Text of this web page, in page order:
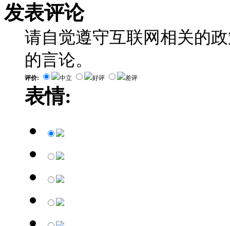
发表评论
请自觉遵守互联网相关的
的言论。
评价: 中立 好评 差评
表情: